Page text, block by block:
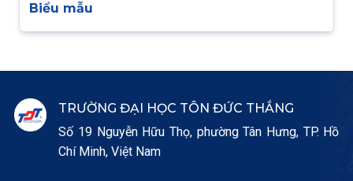
Biểu mẫu
TRƯỜNG ĐẠI HỌC TÔN ĐỨC THẮNG
Số 19 Nguyễn Hữu Thọ, phường Tân Hưng, TP. Hồ
Chí Minh, Việt Nam